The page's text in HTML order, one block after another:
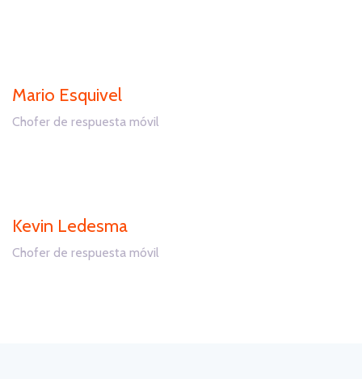
Mario Esquivel
Chofer de respuesta móvil
Kevin Ledesma
Chofer de respuesta móvil